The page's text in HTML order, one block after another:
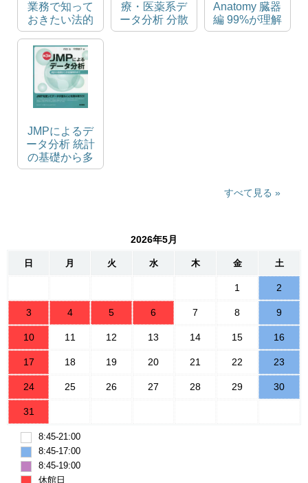
業務で知って
おきたい法的
ポイントQ&A
療・医薬系デ
ータ分析 分散
分析・反復測
Anatomy 臓器
編 99%が理解
できた解剖学
JMPによるデ
ータ分析 統計
の基礎から多
変量解析まで
すべて見る
2026年5月
日 月 火 水 木 金 土
1 2
3 4 5 6 7 8 9
10 11 12 13 14 15 16
17 18 19 20 21 22 23
24 25 26 27 28 29 30
31
8:45-21:00
8:45-17:00
8:45-19:00
休館日